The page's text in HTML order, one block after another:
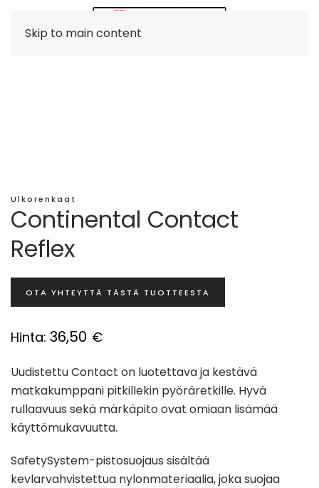
Skip to main content
Ulkorenkaat
Continental Contact
Reflex
OTA YHTEYTTÄ TÄSTÄ TUOTTEESTA
Hinta: 36,50 €
Uudistettu Contact on luotettava ja kestävä
matkakumppani pitkillekin pyöräretkille. Hyvä
rullaavuus sekä märkäpito ovat omiaan lisämää
käyttömukavuutta.
SafetySystem-pistosuojaus sisältää
kevlarvahvistettua nylonmateriaalia, joka suojaa